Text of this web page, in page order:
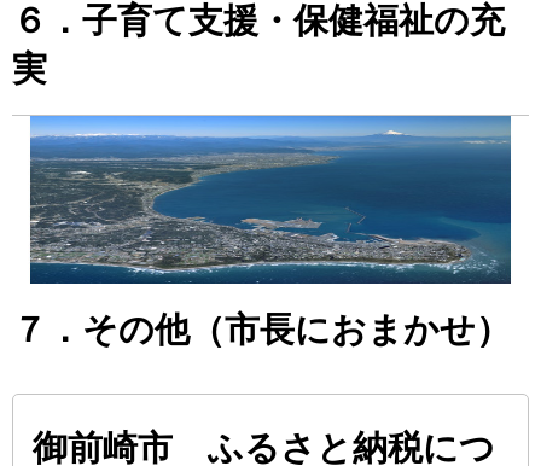
６．子育て支援・保健福祉の充
実
７．その他（市長におまかせ）
御前崎市 ふるさと納税につ